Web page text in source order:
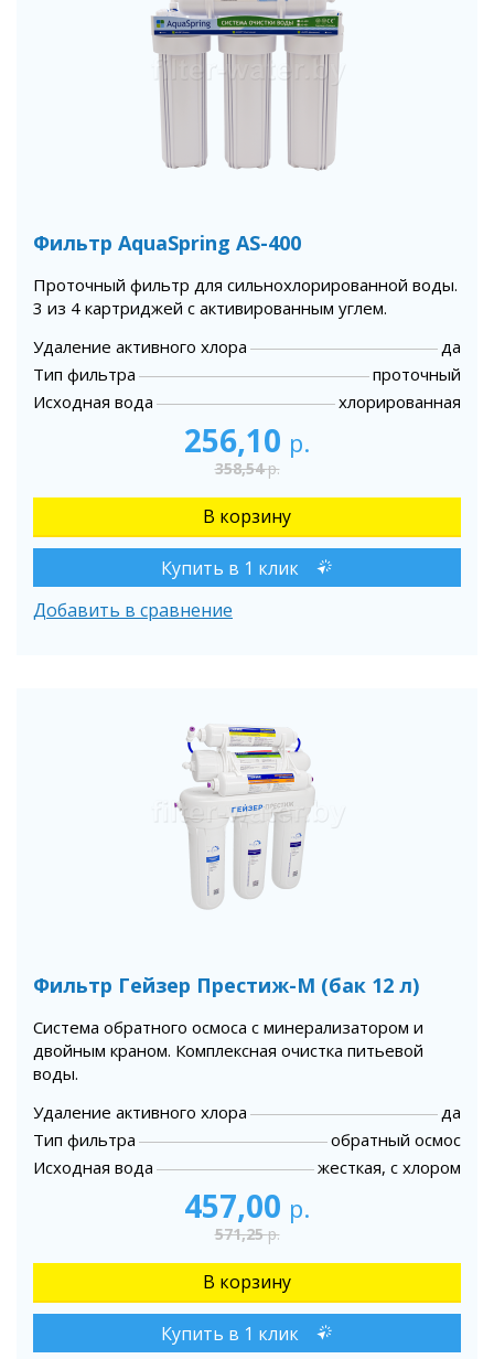
Фильтр AquaSpring AS-400
Проточный фильтр для сильнохлорированной воды.
3 из 4 картриджей с активированным углем.
Удаление активного хлора
да
Тип фильтра
проточный
Исходная вода
хлорированная
256,10 р.
358,54р.
Купить в 1 клик
Добавить в сравнение
Фильтр Гейзер Престиж-М (бак 12 л)
Система обратного осмоса с минерализатором и
двойным краном. Комплексная очистка питьевой
воды.
Удаление активного хлора
да
Тип фильтра
обратный осмос
Исходная вода
жесткая, с хлором
457,00 р.
571,25р.
Купить в 1 клик